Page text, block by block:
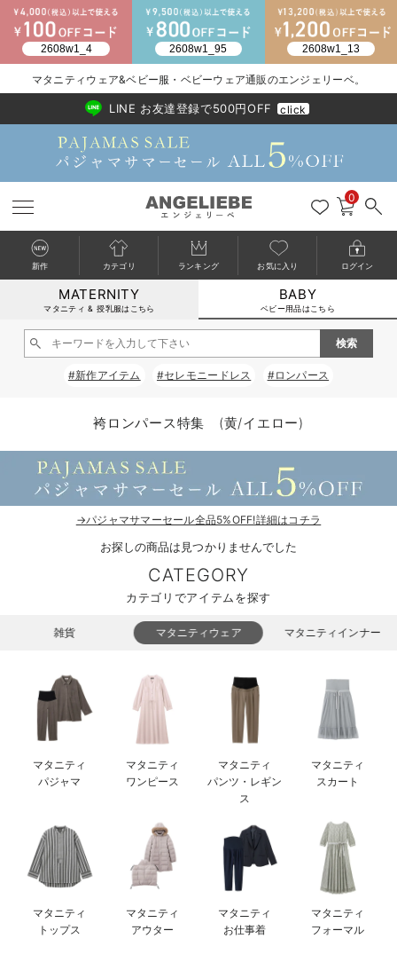
新生児服全て
ベビー服全て
ロンパース・カバーオール
ベビー ブルマ
ベビー スカート
ベビー セットアップ
ベビー帽子（新生児・乳児）
新生児スリーパー・ベビーパジャマ
ベビーシューズ・ファーストシューズ・ベビー靴下
ベビー 小物
シーズンアイテム全て
ベビー・新生児 寝具全て
ベビーベッド・布団 （ベビー・新生児）
ベビー 雑貨全て
ベビーチェア（ハイローチェア）・ベビーラック
ベビー 雑貨 小物
ベビー安全グッズ
授乳・調乳・お食事
赤ちゃん 洗剤・洗濯用品・お掃除
赤ちゃん お風呂・ベビースキンケア
おむつ関連グッズ
お出かけグッズ全て
ベビー｜季節の特集全て
猛暑からベビーを守るひんやりグッズ
ベビーの動物なりきり特集
ベビー 夏のお役立ちグッズ特集
【素材別】ベビーロンパース特集
アウトレット全て
【アウトレット】ワンピース
【アウトレット】パジャマ
【アウトレット】インナー
【アウトレット】ベビー
特集全て
抗菌防臭加工
コットン素材
ブラトップ
快適機能ウェア特集 トップス
快適機能ウェア特集 ボトムス
快適機能ウェア特集 パジャマ
安心の日本製。先輩ママが買ってよかった！本当に必要な出産準備品
ハレの日に着るANGELIEBEのセレモニー
買って正解！高評価レビューアイテム
再入荷全て
再入荷｜インナー
戻る
送料無料アイテム全て
ワンピース
スカート
パジャマ
インナー
ベビー
戻る
ブラキャミ おまとめ
MAX55%OFF ブラックフ
戻る
【37周年祭セール】
【37周年祭セール】
戻る
気温差別オススメア
【15℃】3月下旬～
戻る
動きやすく着回しで
戻る
強撚スムース(コスパ
戻る
マタニティウェア
【おまとめ割】パジ
戻る
こだわりの履き心地
カジュアル
オフィス
戻る
ジャケット派
きれいめ美脚パンツ派
ツィード派
王道シンプル派
戻る
出産準備応援割全て
マタニティパジャマ
戻る
【オフィスカジュア
戻る
レギンスタイプ
戻る
【フォーマル】ワン
戻る
【ベビー】長袖
戻る
ハンカチ
短肌着
セット
戻る
快適ウェア10%OFF
快適ウェア10%OFF
戻る
春のマタニティワン
セットアップ・ レイ
ジャンパースカート/
ワーク・オフィス
カジュアル
あったかアイテム｜
戻る
Gift Selection 出産
〜3,000円（税込）
10,001円（税込）〜
女の子におススメの
男の子におススメの
もらって嬉しいギフト
何枚あっても嬉しい
長く使えるアイテム
お部屋映えアイテム
戻る
冬の冷え対策インナ
薄くてあったか
保温&リカバリー
レギンス・タイツ
カップ付きインナー
裏起毛素材
戻る
入院準備の持ち物チ
入院してすぐ使うグ
戻る
冬のあったか特集全て
【冬のあったか特集
【冬のあったか特集
マタニティウェア&ベビー服・ベビーウェア通販のエンジェリーベ。
2026/NewArrival
送料495円(一部地域を除く) 7,700円以上で送料無料
LINE お友達登録で500円OFF click
0
新作 カテゴリ ランキング お気に入り ログイン
MATERNITY
マタニティ & 授乳服はこちら
BABY
ベビー用品はこちら
#新作アイテム #セレモニードレス #ロンパース
袴ロンパース特集 (黄/イエロー)
→パジャマサマーセール全品5%OFF!詳細はコチラ
お探しの商品は見つかりませんでした
CATEGORY
カテゴリでアイテムを探す
雑貨 マタニティウェア マタニティインナー
マタニティ
パジャマ
マタニティ
ワンピース
マタニティ
パンツ・レギン
ス
マタニティ
スカート
マタニティ
トップス
マタニティ
アウター
マタニティ
お仕事着
マタニティ
フォーマル
カートに入れる
閉じる